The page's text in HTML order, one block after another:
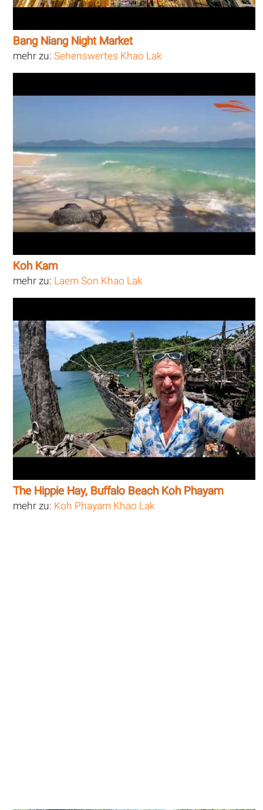
Bang Niang Night Market
mehr zu:Sehenswertes Khao Lak
Koh Kam
mehr zu: Laem Son Khao Lak
The Hippie Hay, Buffalo Beach Koh Phayam
mehr zu: Koh Phayam Khao Lak